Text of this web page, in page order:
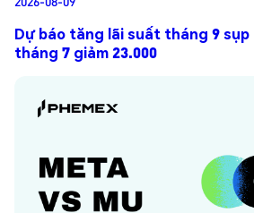
Dự báo tăng lãi suất tháng 9
tháng 7 giảm 23.000